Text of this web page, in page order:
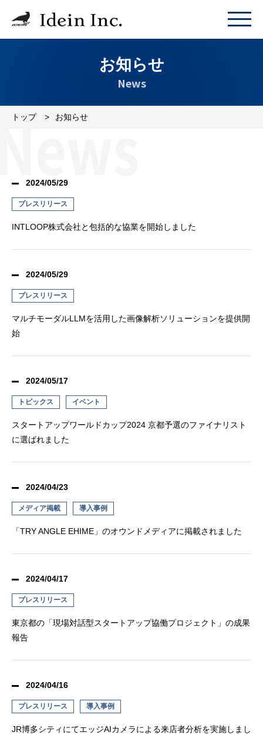
お知らせ
News
トップ お知らせ
2024/05/29
プレスリリース
INTLOOP株式会社と包括的な協業を開始しました
2024/05/29
プレスリリース
マルチモーダルLLMを活用した画像解析ソリューションを提供開
始
2024/05/17
トピックス イベント
スタートアップワールドカップ2024 京都予選のファイナリスト
に選ばれました
2024/04/23
メディア掲載 導入事例
「TRY ANGLE EHIME」のオウンドメディアに掲載されました
2024/04/17
プレスリリース
東京都の「現場対話型スタートアップ協働プロジェクト」の成果
報告
2024/04/16
プレスリリース 導入事例
JR博多シティにてエッジAIカメラによる来店者分析を実施しまし